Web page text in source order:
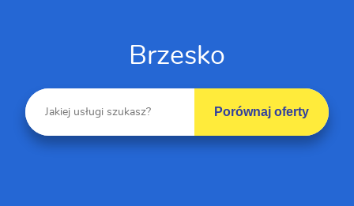
Brzesko
Porównaj oferty